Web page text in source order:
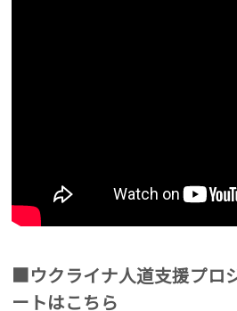
■ウクライナ人道支援プ
ートはこちら